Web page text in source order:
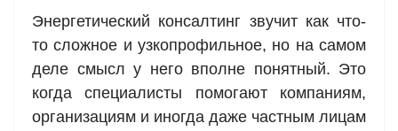
Энергетический консалтинг звучит как что-
то сложное и узкопрофильное, но на самом
деле смысл у него вполне понятный. Это
когда специалисты помогают компаниям,
организациям и иногда даже частным лицам